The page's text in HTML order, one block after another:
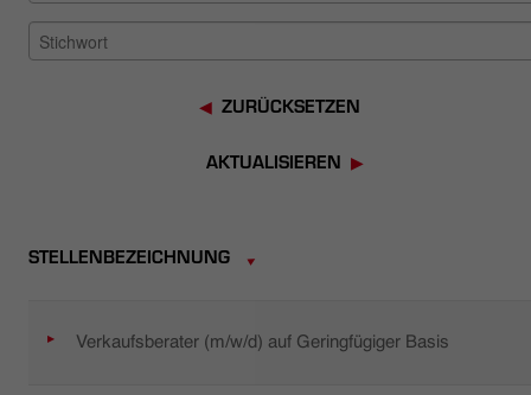
ZURÜCKSETZEN
AKTUALISIEREN
STELLENBEZEICHNUNG
Verkaufsberater (m/w/d) auf Geringfügiger Basis